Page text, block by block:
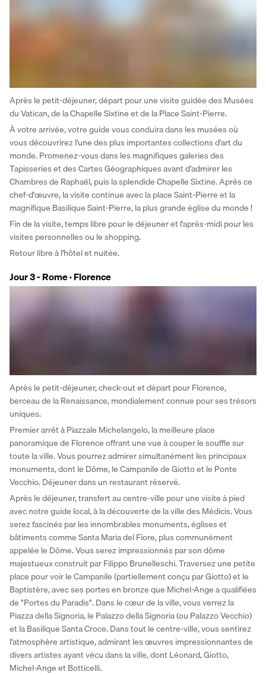
Après le petit-déjeuner, départ pour une visite guidée des Musées
du Vatican, de la Chapelle Sixtine et de la Place Saint-Pierre.
À votre arrivée, votre guide vous conduira dans les musées où
vous découvrirez l'une des plus importantes collections d'art du
monde. Promenez-vous dans les magnifiques galeries des
Tapisseries et des Cartes Géographiques avant d'admirer les
Chambres de Raphaël, puis la splendide Chapelle Sixtine. Après ce
chef-d'œuvre, la visite continue avec la place Saint-Pierre et la
magnifique Basilique Saint-Pierre, la plus grande église du monde !
Fin de la visite, temps libre pour le déjeuner et l'après-midi pour les
visites personnelles ou le shopping.
Retour libre à l'hôtel et nuitée.
Jour 3 - Rome · Florence
Après le petit-déjeuner, check-out et départ pour Florence,
berceau de la Renaissance, mondialement connue pour ses trésors
uniques.
Premier arrêt à Piazzale Michelangelo, la meilleure place
panoramique de Florence offrant une vue à couper le souffle sur
toute la ville. Vous pourrez admirer simultanément les principaux
monuments, dont le Dôme, le Campanile de Giotto et le Ponte
Vecchio. Déjeuner dans un restaurant réservé.
Après le déjeuner, transfert au centre-ville pour une visite à pied
avec notre guide local, à la découverte de la ville des Médicis. Vous
serez fascinés par les innombrables monuments, églises et
bâtiments comme Santa Maria del Fiore, plus communément
appelée le Dôme. Vous serez impressionnés par son dôme
majestueux construit par Filippo Brunelleschi. Traversez une petite
place pour voir le Campanile (partiellement conçu par Giotto) et le
Baptistère, avec ses portes en bronze que Michel-Ange a qualifiées
de "Portes du Paradis". Dans le cœur de la ville, vous verrez la
Piazza della Signoria, le Palazzo della Signoria (ou Palazzo Vecchio)
et la Basilique Santa Croce. Dans tout le centre-ville, vous sentirez
l'atmosphère artistique, admirant les œuvres impressionnantes de
divers artistes ayant vécu dans la ville, dont Léonard, Giotto,
Michel-Ange et Botticelli.